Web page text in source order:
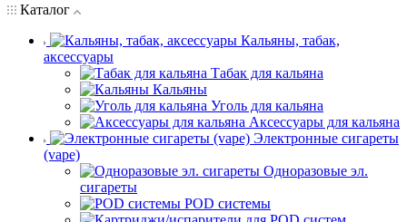
Каталог
Кальяны, табак,
аксессуары
Табак для кальяна
Кальяны
Уголь для кальяна
Аксессуары для кальяна
Электронные сигареты
(vape)
Одноразовые эл.
сигареты
POD системы